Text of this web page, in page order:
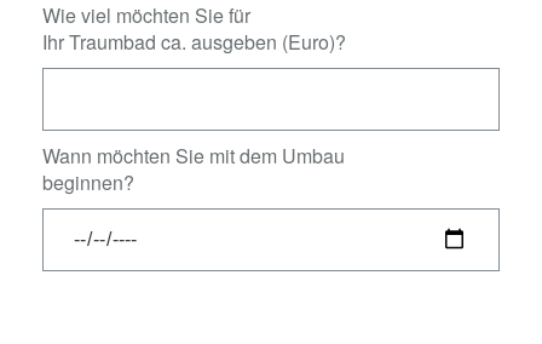
Wie viel möchten Sie für
Ihr Traumbad ca. ausgeben (Euro)?
Wann möchten Sie mit dem Umbau
beginnen?